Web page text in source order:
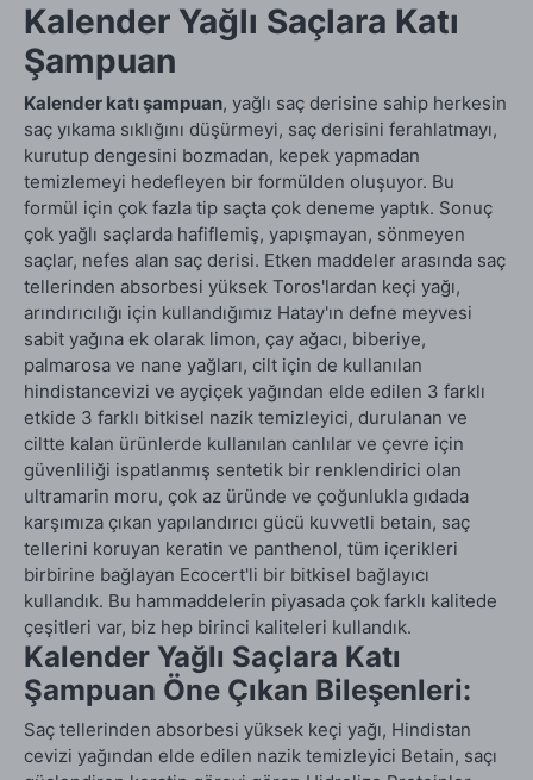
Kalender Yağlı Saçlara Katı
Şampuan
Kalender katı şampuan, yağlı saç derisine sahip herkesin
saç yıkama sıklığını düşürmeyi, saç derisini ferahlatmayı,
kurutup dengesini bozmadan, kepek yapmadan
temizlemeyi hedefleyen bir formülden oluşuyor. Bu
formül için çok fazla tip saçta çok deneme yaptık. Sonuç
çok yağlı saçlarda hafiflemiş, yapışmayan, sönmeyen
saçlar, nefes alan saç derisi. Etken maddeler arasında saç
tellerinden absorbesi yüksek Toros'lardan keçi yağı,
arındırıcılığı için kullandığımız Hatay'ın defne meyvesi
sabit yağına ek olarak limon, çay ağacı, biberiye,
palmarosa ve nane yağları, cilt için de kullanılan
hindistancevizi ve ayçiçek yağından elde edilen 3 farklı
etkide 3 farklı bitkisel nazik temizleyici, durulanan ve
ciltte kalan ürünlerde kullanılan canlılar ve çevre için
güvenliliği ispatlanmış sentetik bir renklendirici olan
ultramarin moru, çok az üründe ve çoğunlukla gıdada
karşımıza çıkan yapılandırıcı gücü kuvvetli betain, saç
tellerini koruyan keratin ve panthenol, tüm içerikleri
birbirine bağlayan Ecocert'li bir bitkisel bağlayıcı
kullandık. Bu hammaddelerin piyasada çok farklı kalitede
çeşitleri var, biz hep birinci kaliteleri kullandık.
Kalender Yağlı Saçlara Katı
Şampuan Öne Çıkan Bileşenleri:
Saç tellerinden absorbesi yüksek keçi yağı, Hindistan
cevizi yağından elde edilen nazik temizleyici Betain, saçı